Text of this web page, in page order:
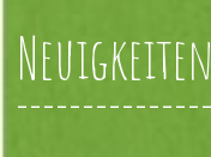
Neuigkeiten